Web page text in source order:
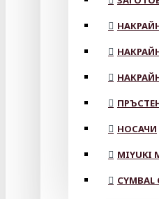
НОСАЧИ
MIYUKI
CYMBAL